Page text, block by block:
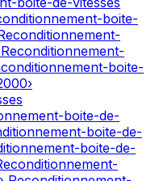
boite-
Reconditionnement-
boite-
›
boite-de-
boite-de-
boite-de-